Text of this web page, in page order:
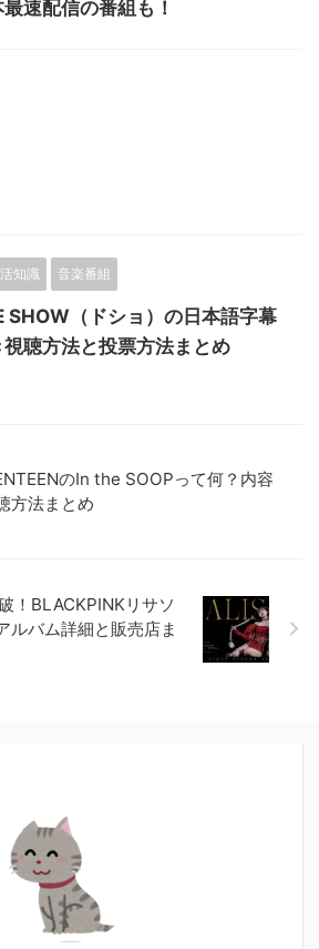
最速配信の番組も！
知識 音楽番組
SHOW（ドショ）の日本語字幕
視聴方法と投票方法まとめ
のIn the SOOPって何？内容
方法まとめ
！BLACKPINKリサソ
ルバム詳細と販売店ま